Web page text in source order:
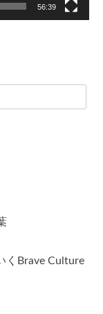
56:39
くBrave Culture